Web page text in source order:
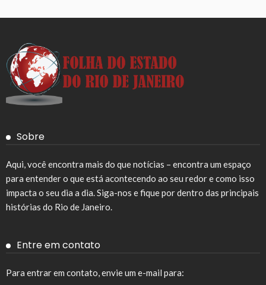
Sobre
Aqui, você encontra mais do que notícias – encontra um espaço
para entender o que está acontecendo ao seu redor e como isso
impacta o seu dia a dia. Siga-nos e fique por dentro das principais
histórias do Rio de Janeiro.
Entre em contato
Para entrar em contato, envie um e-mail para: